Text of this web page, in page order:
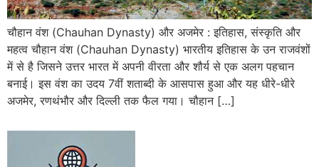
चौहान वंश (Chauhan Dynasty) और अजमेर : इतिहास, संस्कृति और
महत्व चौहान वंश (Chauhan Dynasty) भारतीय इतिहास के उन राजवंशों
में से है जिसने उत्तर भारत में अपनी वीरता और शौर्य से एक अलग पहचान
बनाई। इस वंश का उदय 7वीं शताब्दी के आसपास हुआ और यह धीरे-धीरे
अजमेर, रणथंभौर और दिल्ली तक फैल गया। चौहान […]